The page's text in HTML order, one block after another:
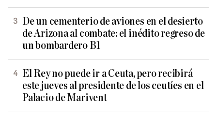
De un cementerio de aviones en el desierto
de Arizona al combate: el inédito regreso de
un bombardero B1
El Rey no puede ir a Ceuta, pero recibirá
este jueves al presidente de los ceutíes en el
Palacio de Marivent